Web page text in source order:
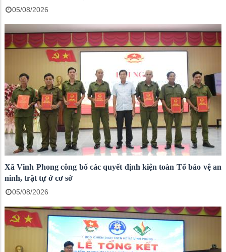
05/08/2026
Xã Vĩnh Phong công bố các quyết định kiện toàn Tổ bảo vệ an
ninh, trật tự ở cơ sở
05/08/2026